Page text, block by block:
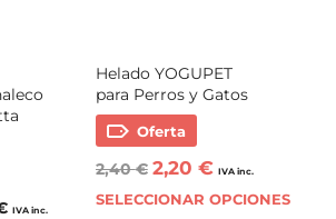
IVA inc.
Helado YOGUPET
para Perros y Gatos
Oferta
2,40€ 2,20 € IVA inc.
SELECCIONAR OPCIONES